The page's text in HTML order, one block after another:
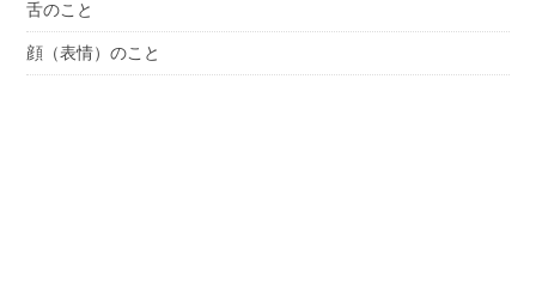
舌のこと
顔（表情）のこと